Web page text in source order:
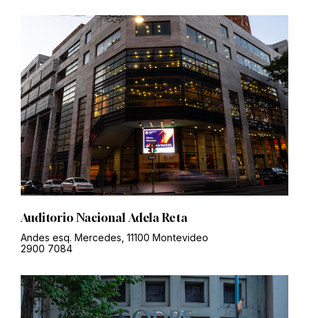
Auditorio Nacional Adela Reta
Andes esq. Mercedes, 11100 Montevideo
2900 7084